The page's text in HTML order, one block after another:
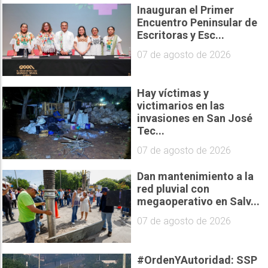
Inauguran el Primer
Encuentro Peninsular de
Escritoras y Esc...
07 de agosto de 2026
Hay víctimas y
victimarios en las
invasiones en San José
Tec...
07 de agosto de 2026
Dan mantenimiento a la
red pluvial con
megaoperativo en Salv...
07 de agosto de 2026
#OrdenYAutoridad: SSP